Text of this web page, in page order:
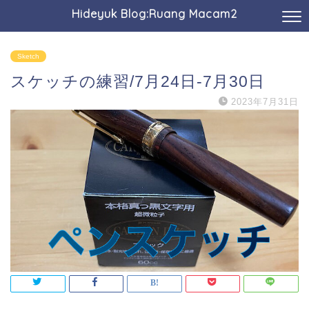
Hideyuk Blog:Ruang Macam2
Sketch
スケッチの練習/7月24日-7月30日
2023年7月31日